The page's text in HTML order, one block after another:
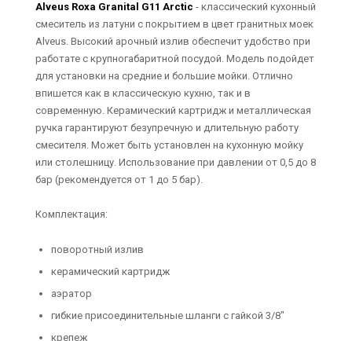
Alveus Roxa Granital G11 Arctic - классический кухонный
смеситель из латуни с покрытием в цвет гранитных моек
Alveus. Высокий арочный излив обеспечит удобство при
работате с крупногабаритной посудой. Модель подойдет
для установки на средние и большие мойки. Отлично
впишется как в классическую кухню, так и в
современную. Керамический картридж и металлическая
ручка гарантируют безупречную и длительную работу
смесителя. Может быть установлен на кухонную мойку
или столешницу. Использование при давлении от 0,5 до 8
бар (рекомендуется от 1 до 5 бар).
Комплектация:
поворотный излив
керамический картридж
аэратор
гибкие присоединительные шланги с гайкой 3/8"
крепеж